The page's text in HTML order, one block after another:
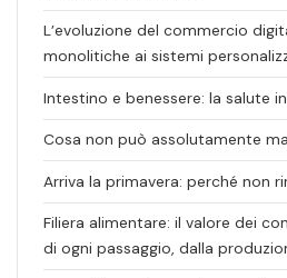
L’evoluzione del commercio
monolitiche ai sistemi
Intestino e benessere: la salute
Cosa non può assolutamente
Arriva la primavera: perché non
Filiera alimentare: il valore dei
di ogni passaggio, dalla